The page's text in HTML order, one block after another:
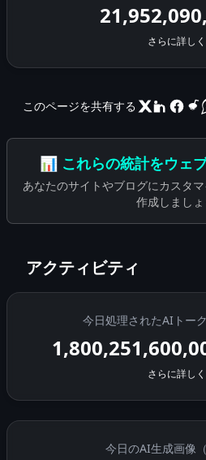
さらに詳しく
このページを共有する
📊 これらの統計をウェ
あなたのサイトやブログにカスタ
作成しましょ
アクティビティ
今日処理されたAIトー
さらに詳しく
今日のAI生成画像（